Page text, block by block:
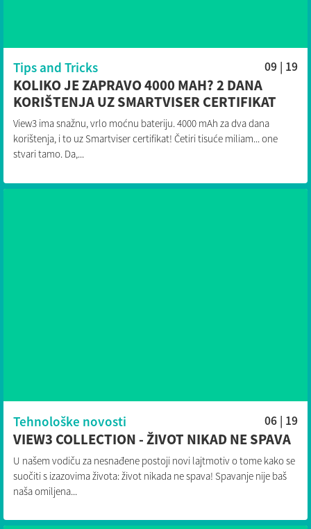
Tips and Tricks 09 | 19
KOLIKO JE ZAPRAVO 4000 MAH? 2 DANA
KORIŠTENJA UZ SMARTVISER CERTIFIKAT
View3 ima snažnu, vrlo moćnu bateriju. 4000 mAh za dva dana
korištenja, i to uz Smartviser certifikat! Četiri tisuće miliam... one
stvari tamo. Da,...
Tehnološke novosti 06 | 19
VIEW3 COLLECTION - ŽIVOT NIKAD NE SPAVA
U našem vodiču za nesnađene postoji novi lajtmotiv o tome kako se
suočiti s izazovima života: život nikada ne spava! Spavanje nije baš
naša omiljena...